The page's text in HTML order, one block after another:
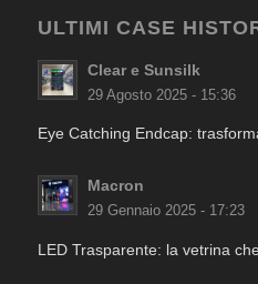
ULTIMI CASE
Clear e Sunsilk
29 Agosto 2025 - 15:36
Eye Catching Endcap:
Macron
29 Gennaio 2025 - 17:23
LED Trasparente: la vetrina